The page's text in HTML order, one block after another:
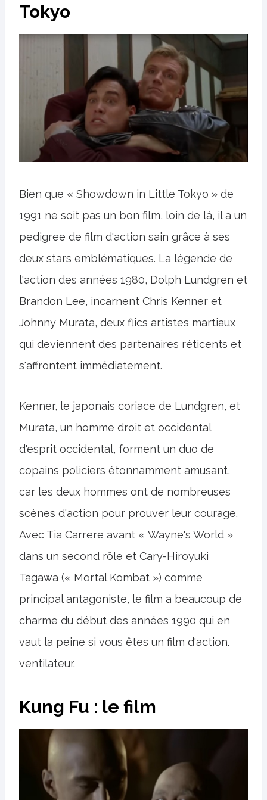
Tokyo
Bien que « Showdown in Little Tokyo » de
1991 ne soit pas un bon film, loin de là, il a un
pedigree de film d'action sain grâce à ses
deux stars emblématiques. La légende de
l'action des années 1980, Dolph Lundgren et
Brandon Lee, incarnent Chris Kenner et
Johnny Murata, deux flics artistes martiaux
qui deviennent des partenaires réticents et
s'affrontent immédiatement.
Kenner, le japonais coriace de Lundgren, et
Murata, un homme droit et occidental
d'esprit occidental, forment un duo de
copains policiers étonnamment amusant,
car les deux hommes ont de nombreuses
scènes d'action pour prouver leur courage.
Avec Tia Carrere avant « Wayne's World »
dans un second rôle et Cary-Hiroyuki
Tagawa (« Mortal Kombat ») comme
principal antagoniste, le film a beaucoup de
charme du début des années 1990 qui en
vaut la peine si vous êtes un film d'action.
ventilateur.
Kung Fu : le film